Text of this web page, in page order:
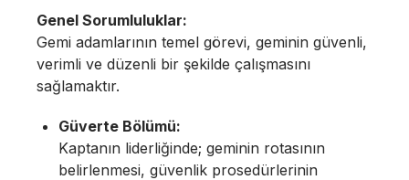
Genel Sorumluluklar:
Gemi adamlarının temel görevi, geminin güvenli,
verimli ve düzenli bir şekilde çalışmasını
sağlamaktır.
Güverte Bölümü:
Kaptanın liderliğinde; geminin rotasının
belirlenmesi, güvenlik prosedürlerinin